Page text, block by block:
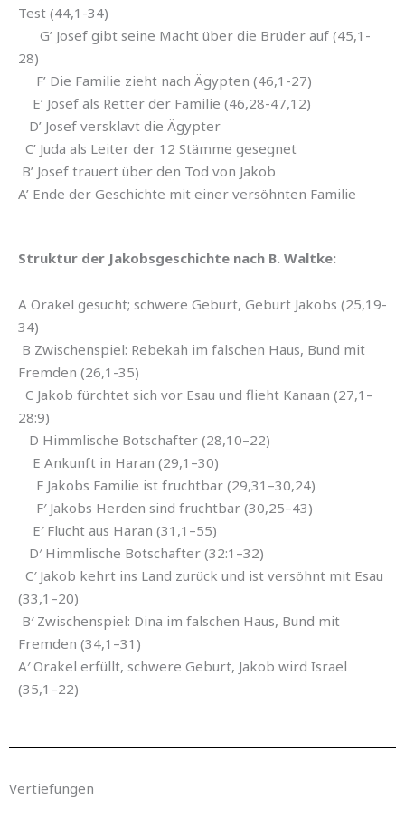
Test (44,1-34)
G’ Josef gibt seine Macht über die Brüder auf (45,1-
28)
F’ Die Familie zieht nach Ägypten (46,1-27)
E’ Josef als Retter der Familie (46,28-47,12)
D’ Josef versklavt die Ägypter
C’ Juda als Leiter der 12 Stämme gesegnet
B’ Josef trauert über den Tod von Jakob
A’ Ende der Geschichte mit einer versöhnten Familie
Struktur der Jakobsgeschichte nach B. Waltke:
A Orakel gesucht; schwere Geburt, Geburt Jakobs (25,19-
34)
B Zwischenspiel: Rebekah im falschen Haus, Bund mit
Fremden (26,1-35)
C Jakob fürchtet sich vor Esau und flieht Kanaan (27,1–
28:9)
D Himmlische Botschafter (28,10–22)
E Ankunft in Haran (29,1–30)
F Jakobs Familie ist fruchtbar (29,31–30,24)
F′ Jakobs Herden sind fruchtbar (30,25–43)
E′ Flucht aus Haran (31,1–55)
D′ Himmlische Botschafter (32:1–32)
C′ Jakob kehrt ins Land zurück und ist versöhnt mit Esau
(33,1–20)
B′ Zwischenspiel: Dina im falschen Haus, Bund mit
Fremden (34,1–31)
A′ Orakel erfüllt, schwere Geburt, Jakob wird Israel
(35,1–22)
Vertiefungen